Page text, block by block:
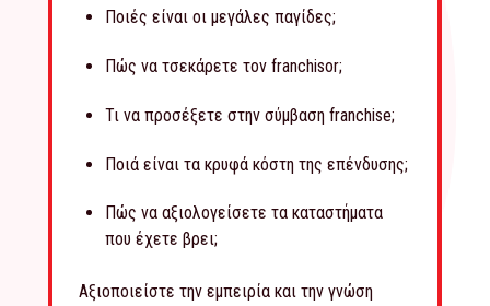
Ποιές είναι οι μεγάλες παγίδες;
Πώς να τσεκάρετε τον franchisor;
Τι να προσέξετε στην σύμβαση franchise;
Ποιά είναι τα κρυφά κόστη της επένδυσης;
Πώς να αξιολογείσετε τα καταστήματα
που έχετε βρει;
Αξιοποιείστε την εμπειρία και την γνώση